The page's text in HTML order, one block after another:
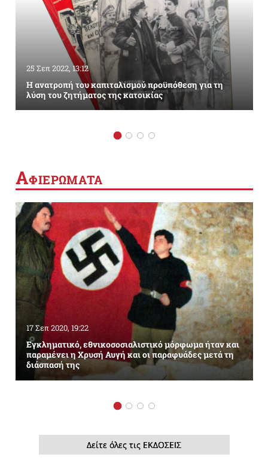
25 Σεπ 2022, 13:12
Η ανατροπή του καπιταλισμού προϋπόθεση για τη
λύση του ζητήματος της κατοικίας
ΑΦΙΕΡΩΜΑΤΑ
17 Σεπ 2020, 19:22
Εγκληματικό, εθνικοσοσιαλιστικό μόρφωμα ήταν και
παραμένει η Χρυσή Αυγή και οι παραφυάδες μετά τη
διάσπασή της
Δείτε όλες τις ΕΚΔΟΣΕΙΣ